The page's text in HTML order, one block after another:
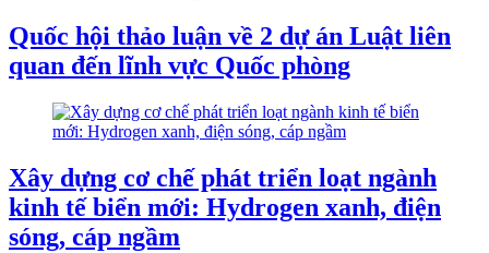
Quốc hội thảo luận về 2 dự án Luật liên
quan đến lĩnh vực Quốc phòng
Xây dựng cơ chế phát triển loạt ngành
kinh tế biển mới: Hydrogen xanh, điện
sóng, cáp ngầm